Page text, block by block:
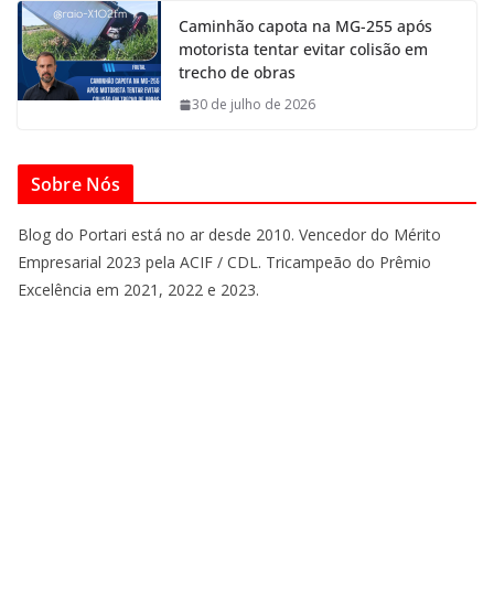
Caminhão capota na MG-255 após
motorista tentar evitar colisão em
trecho de obras
30 de julho de 2026
Sobre Nós
Blog do Portari está no ar desde 2010. Vencedor do Mérito
Empresarial 2023 pela ACIF / CDL. Tricampeão do Prêmio
Excelência em 2021, 2022 e 2023.